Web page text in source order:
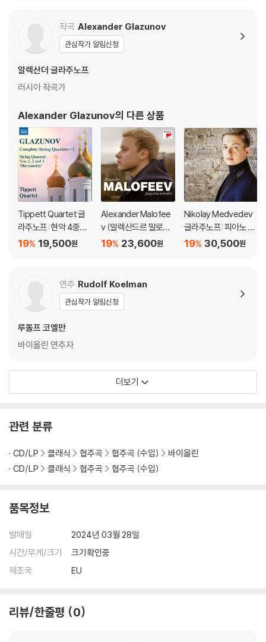
1 / Saint-Sans: Violin
Concerto Op.61) [U
HQCD]
Havanaise, Introduc
작곡 Alexander Glazunov
관심작가 알림신청
알렉산더 글라주노프
러시아 작곡가
Alexander Glazunov의 다른 상품
Tippett Quartet 글
라주노프: 현악 4중주
전곡 1집 - No.1.2.3 (Gl
19,500원
19%
Alexander Malofee
v (알렉산드르 말로페
예프) - Forgotten M
23,600원
19%
Nikolay Medvedev
글라주노프: 피아노 소
나타 (Glazunov: Pian
30,500원
19%
연주 Rudolf Koelman
관심작가 알림신청
루돌프 코엘만
바이올린 연주자
더보기
관련 분류
CD/LP 클래식 협주곡 협주곡 (수입)
바이올린
CD/LP
클래식 협주곡 협주곡 (수입)
품목정보
발매일
2024년 03월 28일
시간/무게/크기
크기확인중
제조국
EU
리뷰/한줄평 0